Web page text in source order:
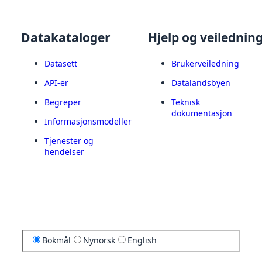
Datakataloger
Datasett
API-er
Begreper
Informasjonsmodeller
Tjenester og
hendelser
Hjelp og
Brukerveiledning
Datalandsbyen
Teknisk
dokumentasjon
Bokmål Nynorsk English